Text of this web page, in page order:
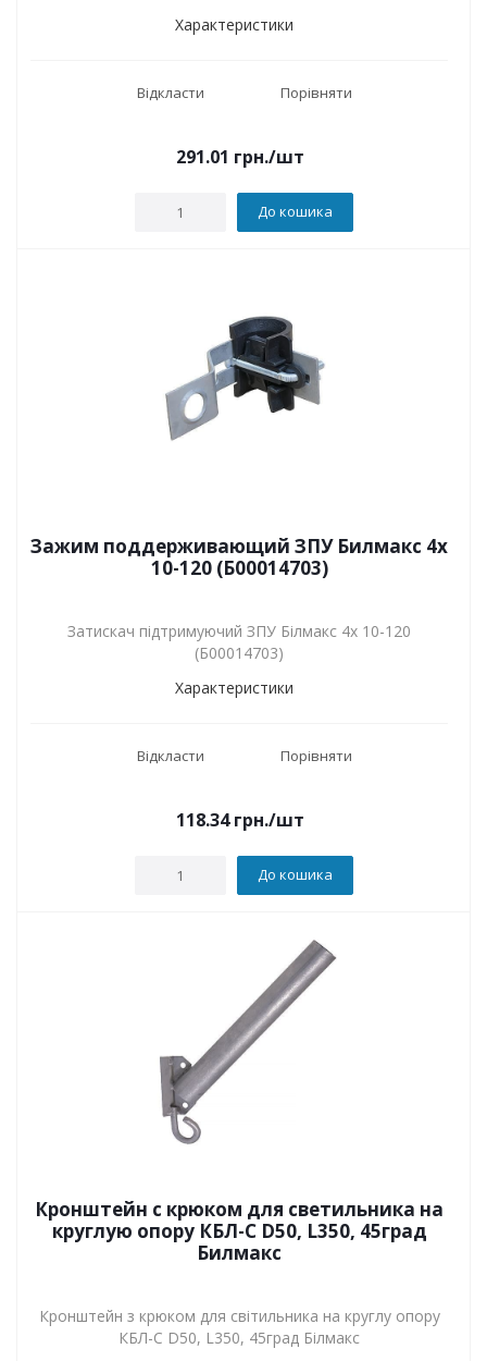
Характеристики
Відкласти Порівняти
291.01 грн./шт
До кошика
Зажим поддерживающий ЗПУ Билмакс 4х
10-120 (Б00014703)
Затискач підтримуючий ЗПУ Білмакс 4х 10-120
(Б00014703)
Характеристики
Відкласти Порівняти
118.34грн./шт
До кошика
Кронштейн с крюком для светильника на
круглую опору КБЛ-С D50, L350, 45град
Билмакс
Кронштейн з крюком для світильника на круглу опору
КБЛ-С D50, L350, 45град Білмакс